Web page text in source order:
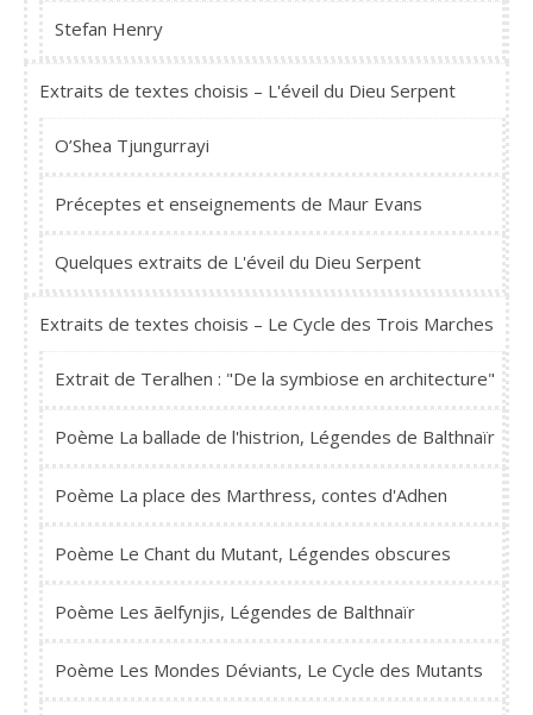
Stefan Henry
Extraits de textes choisis – L'éveil du Dieu Serpent
O’Shea Tjungurrayi
Préceptes et enseignements de Maur Evans
Quelques extraits de L'éveil du Dieu Serpent
Extraits de textes choisis – Le Cycle des Trois Marches
Extrait de Teralhen : "De la symbiose en architecture"
Poème La ballade de l'histrion, Légendes de Balthnaïr
Poème La place des Marthress, contes d'Adhen
Poème Le Chant du Mutant, Légendes obscures
Poème Les ãelfynjis, Légendes de Balthnaïr
Poème Les Mondes Déviants, Le Cycle des Mutants